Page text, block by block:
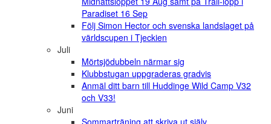
Paradiset 16 Sep
Följ Simon Hector och svenska landslaget på
världscupen i Tjeckien
Juli
Mörtsjödubbeln närmar sig
Klubbstugan uppgraderas gradvis
Anmäl ditt barn till Huddinge Wild Camp V32
och V33!
Juni